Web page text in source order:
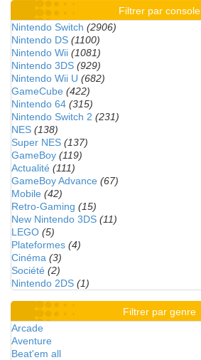
Filtrer par console
Nintendo Switch (2906)
Nintendo DS (1100)
Nintendo Wii (1081)
Nintendo 3DS (929)
Nintendo Wii U (682)
GameCube (422)
Nintendo 64 (315)
Nintendo Switch 2 (231)
NES (138)
Super NES (137)
GameBoy (119)
Actualité (111)
GameBoy Advance (67)
Mobile (42)
Retro-Gaming (15)
New Nintendo 3DS (11)
LEGO (5)
Plateformes (4)
Cinéma (3)
Société (2)
Nintendo 2DS (1)
Filtrer par genre
Arcade
Aventure
Beat'em all